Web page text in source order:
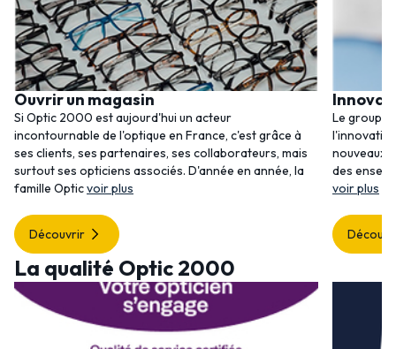
Ouvrir un magasin
Si Optic 2000 est aujourd'hui un acteur
incontournable de l'optique en France, c'est grâce à
ses clients, ses partenaires, ses collaborateurs, mais
surtout ses opticiens associés. D'année en année, la
famille Opticvoir plus
Découvrir
Le
nouveaux
des
voir plus
La qualité Optic 2000